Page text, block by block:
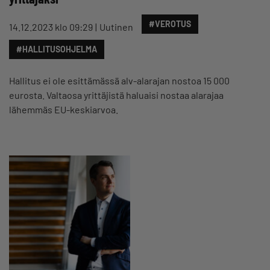
14.12.2023 klo 09:29 Uutinen #VEROTUS
#HALLITUSOHJELMA
Hallitus ei ole esittämässä alv-alarajan nostoa 15 000
eurosta. Valtaosa yrittäjistä haluaisi nostaa alarajaa
lähemmäs EU-keskiarvoa.